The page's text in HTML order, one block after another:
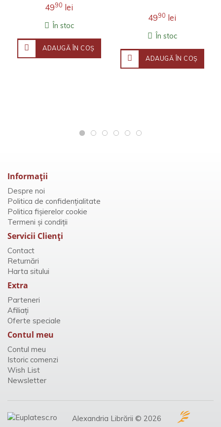
4990 lei
În stoc
ADAUGĂ ÎN COŞ
4990 lei
În stoc
ADAUGĂ ÎN COŞ
Informaţii
Despre noi
Politica de confidențialitate
Politica fișierelor cookie
Termeni și condiții
Servicii Clienţi
Contact
Returnări
Harta sitului
Extra
Parteneri
Afiliaţi
Oferte speciale
Contul meu
Contul meu
Istoric comenzi
Wish List
Newsletter
Alexandria Librării © 2026